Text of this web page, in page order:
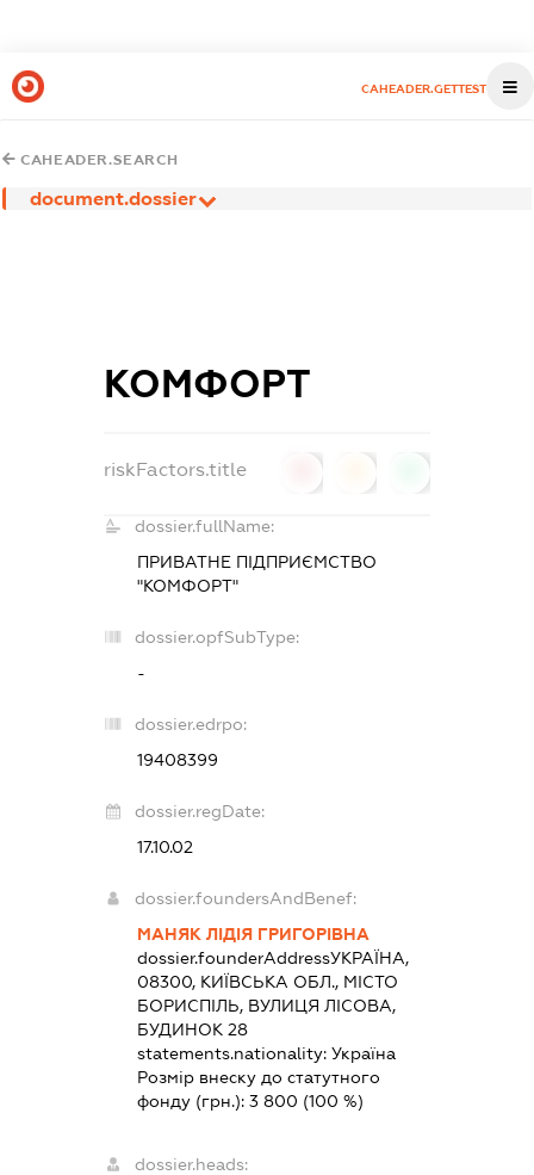
CAHEADER.GETTEST
CAHEADER.SEARCH
document.dossier
КОМФОРТ
riskFactors.title
dossier.fullName:
ПРИВАТНЕ ПІДПРИЄМСТВО
"КОМФОРТ"
dossier.opfSubType:
-
dossier.edrpo:
19408399
dossier.regDate:
17.10.02
dossier.foundersAndBenef:
МАНЯК ЛІДІЯ ГРИГОРІВНА
dossier.founderAddressУКРАЇНА,
08300, КИЇВСЬКА ОБЛ., МІСТО
БОРИСПІЛЬ, ВУЛИЦЯ ЛІСОВА,
БУДИНОК 28
statements.nationality: Україна
Розмір внеску до статутного
фонду (грн.): 3 800 (100 %)
dossier.heads: